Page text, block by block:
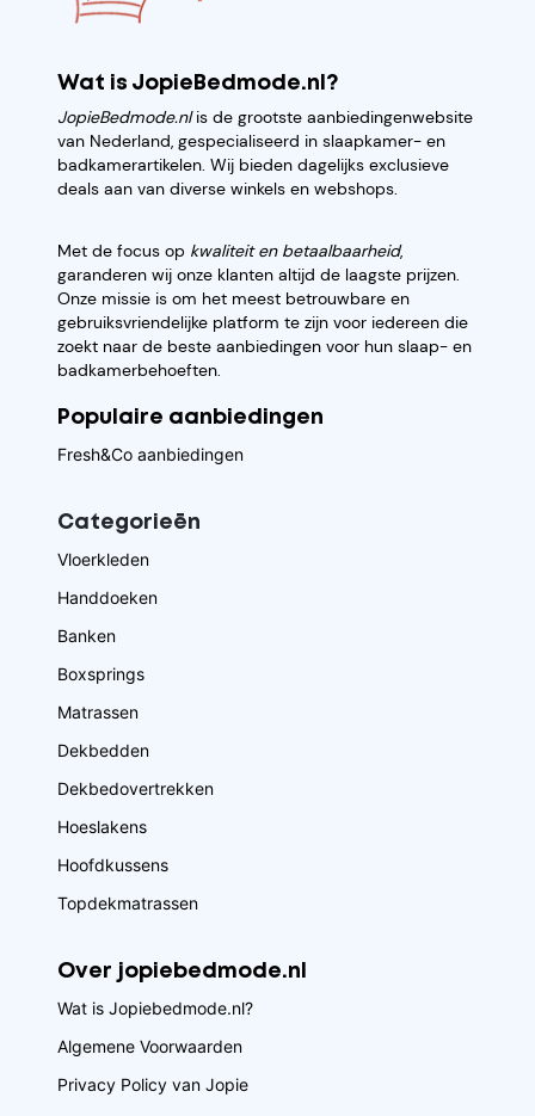
Wat is JopieBedmode.nl?
JopieBedmode.nlis de grootste aanbiedingenwebsite
van Nederland, gespecialiseerd in slaapkamer- en
badkamerartikelen. Wij bieden dagelijks exclusieve
deals aan van diverse winkels en webshops.
Met de focus op kwaliteit en betaalbaarheid,
garanderen wij onze klanten altijd de laagste prijzen.
Onze missie is om het meest betrouwbare en
gebruiksvriendelijke platform te zijn voor iedereen die
zoekt naar de beste aanbiedingen voor hun slaap- en
badkamerbehoeften.
Populaire aanbiedingen
Fresh&Co aanbiedingen
Categorieēn
Vloerkleden
Handdoeken
Banken
Boxsprings
Matrassen
Dekbedden
Dekbedovertrekken
Hoeslakens
Hoofdkussens
Topdekmatrassen
Over jopiebedmode.nl
Wat is Jopiebedmode.nl?
Algemene Voorwaarden
Privacy Policy van Jopie